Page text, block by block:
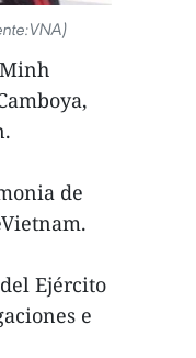
de
Ejército
e